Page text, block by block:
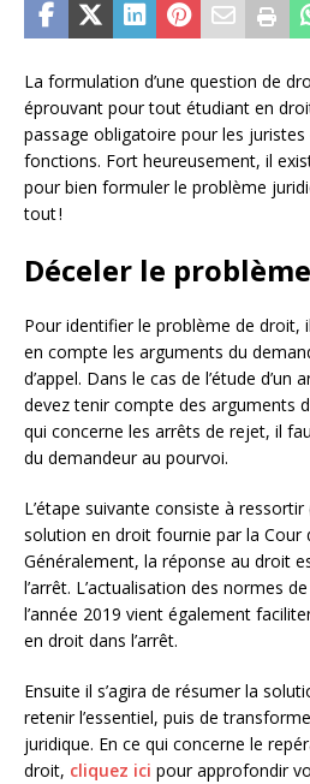
La formulation d’une question de
éprouvant pour tout étudiant en
passage obligatoire pour les juristes
fonctions. Fort heureusement, il
pour bien formuler le problème
tout !
Déceler le
Pour identifier le problème de droit,
en compte les arguments du
d’appel. Dans le cas de l’étude
devez tenir compte des arguments
qui concerne les arrêts de rejet, il
du demandeur au pourvoi.
L’étape suivante consiste à
solution en droit fournie par la Cour
Généralement, la réponse au droit
l’arrêt. L’actualisation des normes
l’année 2019 vient également
en droit dans l’arrêt.
Ensuite il s’agira de résumer la
retenir l’essentiel, puis de
juridique. En ce qui concerne le
droit, cliquez ici pour approfondir